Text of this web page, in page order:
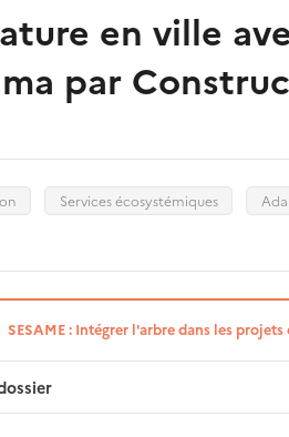
en ville
par
Services écosystémiques
SESAME : Intégrer l'arbre dans les